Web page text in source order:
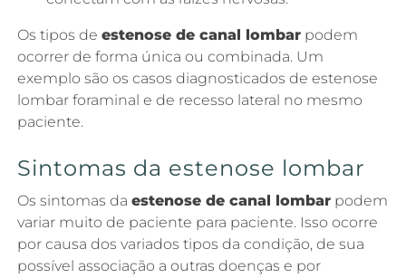
Os tipos deestenose de canal lombar podem
ocorrer de forma única ou combinada. Um
exemplo são os casos diagnosticados de estenose
lombar foraminal e de recesso lateral no mesmo
paciente.
Sintomas da estenose lombar
Os sintomas daestenose de canal lombar podem
variar muito de paciente para paciente. Isso ocorre
por causa dos variados tipos da condição, de sua
possível associação a outras doenças e por